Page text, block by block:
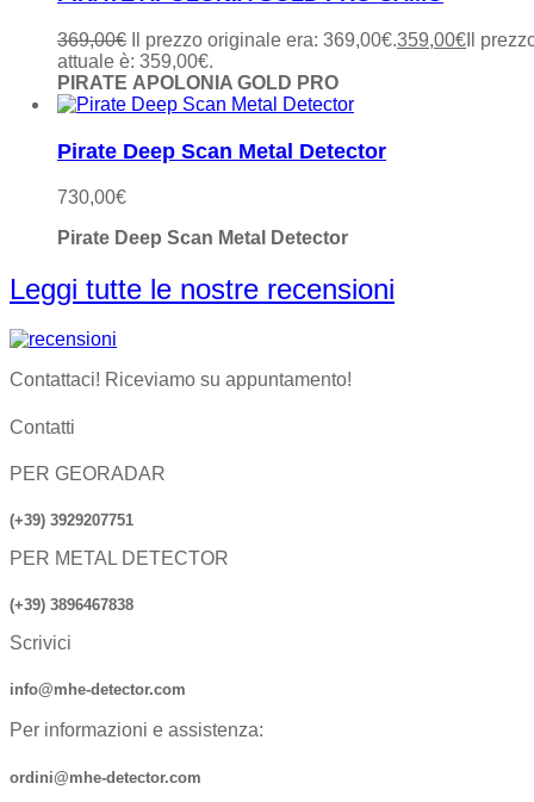
369,00€ Il prezzo originale era: 369,00€.359,00€ Il
attuale è: 359,00€.
PIRATE APOLONIA GOLD PRO
Pirate Deep Scan Metal Detector
730,00€
Pirate Deep Scan Metal Detector
Leggi tutte le nostre recensioni
Contattaci! Riceviamo su appuntamento!
Contatti
PER GEORADAR
(+39) 3929207751
PER METAL DETECTOR
(+39) 3896467838
Scrivici
info@mhe-detector.com
Per informazioni e assistenza:
ordini@mhe-detector.com